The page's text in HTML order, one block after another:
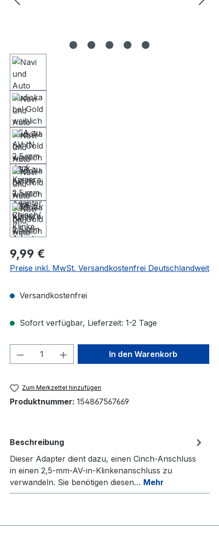
Regulärer Preis:
9,99 €
Preise inkl. MwSt. Versandkostenfrei Deutschlandweit
Versandkostenfrei
Sofort verfügbar, Lieferzeit: 1-2 Tage
Produkt Anzahl: Gib denIn den Warenkorb
Zum Merkzettel hinzufügen
Produktnummer: 154867567669
Beschreibung
Dieser Adapter dient dazu, einen Cinch-Anschluss
in einen 2,5-mm-AV-in-Klinkenanschluss zu
verwandeln. Sie benötigen diesen… Mehr